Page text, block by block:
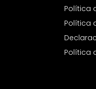
Política
Política
Política